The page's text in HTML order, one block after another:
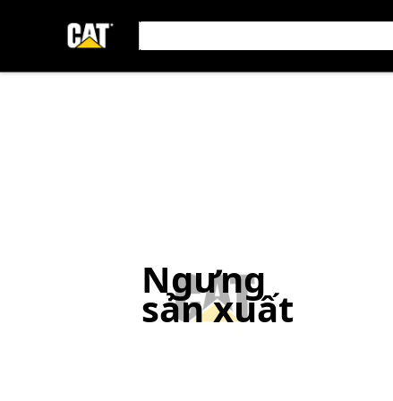
Ngưng
sản xuất